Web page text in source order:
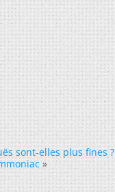
sont-elles plus fines ?
»